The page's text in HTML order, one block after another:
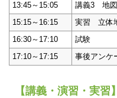
13:45～15:05
講義3 地
15:15～16:15
実習 立体
16:30～17:10
試験
17:10～17:15
事後アンケ
【講義・演習・実習】